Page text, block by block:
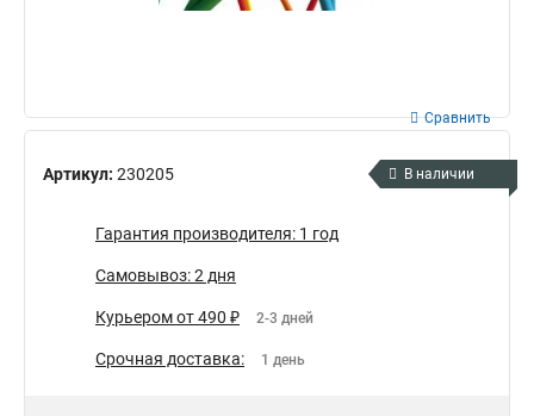
Артикул: 230205
Сравнить
В наличии
Гарантия производителя: 1 год
Самовывоз: 2 дня
Курьером от 490 ₽ 2-3 дней
Срочная доставка: 1 день